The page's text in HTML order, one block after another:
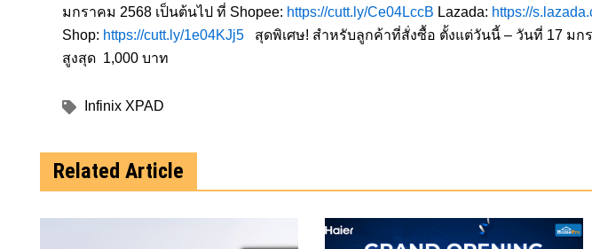
มกราคม 2568 เป็นต้นไป ที่ Shopee: https://cutt.ly/Ce04LccB Lazada: https://
Shop: https://cutt.ly/1e04KJj5 สุดพิเศษ! สำหรับลูกค้าที่สั่งซื้อ ตั้งแต่วันนี้ – วันที่ 17 มก
สูงสุด 1,000 บาท
Infinix XPAD
Related Article